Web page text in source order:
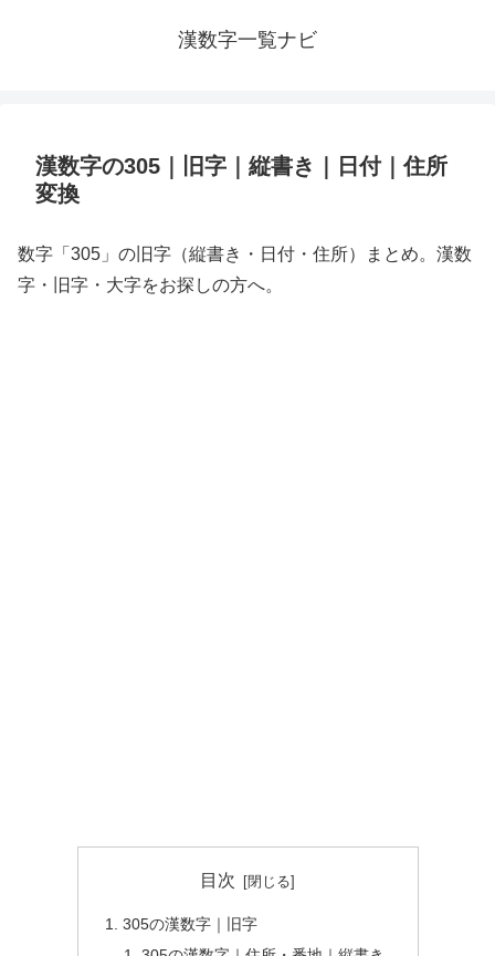
漢数字一覧ナビ
漢数字の305｜旧字｜縦書き｜日付｜住所
変換
数字「305」の旧字（縦書き・日付・住所）まとめ。漢数
字・旧字・大字をお探しの方へ。
目次
305の漢数字｜旧字